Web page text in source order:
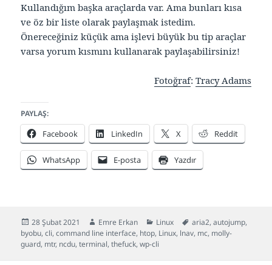
Kullandığım başka araçlarda var. Ama bunları kısa
ve öz bir liste olarak paylaşmak istedim.
Önereceğiniz küçük ama işlevi büyük bu tip araçlar
varsa yorum kısmını kullanarak paylaşabilirsiniz!
Fotoğraf: Tracy Adams
PAYLAŞ:
Facebook LinkedIn X Reddit
WhatsApp E-posta Yazdır
Yayın
tarihi
28 Şubat 2021 Yazar
Emre Erkan Kategoriler
Linux Etiketler
aria2,autojump,
byobu,cli,command line interface, htop, Linux, lnav, mc, molly-
guard, mtr, ncdu,terminal,thefuck,wp-cli